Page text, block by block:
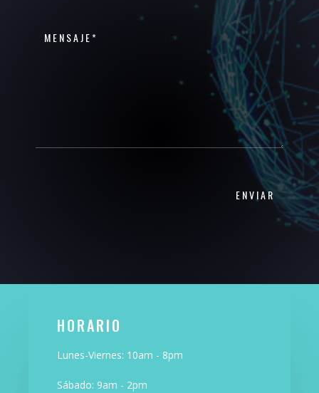
HORARIO
Lunes-Viernes: 10am - 8pm
Sábado: 9am - 2pm